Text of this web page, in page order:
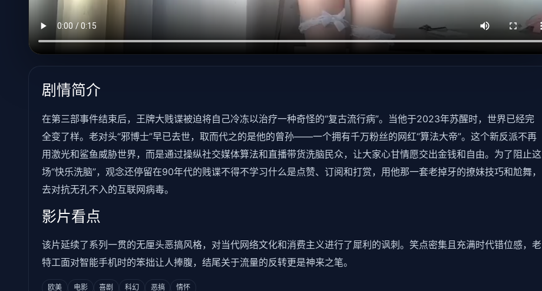
剧情简介
在第三部事件结束后，王牌大贱谍被迫将自己冷冻以治疗一种奇怪的“复古流行病”。当他于2023年苏醒时，世界已经完
全变了样。老对头“邪博士”早已去世，取而代之的是他的曾孙——一个拥有千万粉丝的网红“算法大帝”。这个新反派不再
用激光和鲨鱼威胁世界，而是通过操纵社交媒体算法和直播带货洗脑民众，让大家心甘情愿交出金钱和自由。为了阻止这
场“快乐洗脑”，观念还停留在90年代的贱谍不得不学习什么是点赞、订阅和打赏，用他那一套老掉牙的撩妹技巧和尬舞，
去对抗无孔不入的互联网病毒。
影片看点
该片延续了系列一贯的无厘头恶搞风格，对当代网络文化和消费主义进行了犀利的讽刺。笑点密集且充满时代错位感，老
特工面对智能手机时的笨拙让人捧腹，结尾关于流量的反转更是神来之笔。
欧美 电影 喜剧 科幻 恶搞 情怀